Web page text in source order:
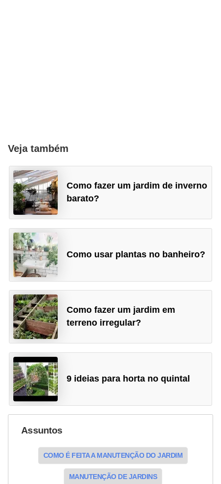
Veja também
Como fazer um jardim de inverno
barato?
Como usar plantas no banheiro?
Como fazer um jardim em
terreno irregular?
9 ideias para horta no quintal
Assuntos
COMO É FEITA A MANUTENÇÃO DO JARDIM
MANUTENÇÃO DE JARDINS